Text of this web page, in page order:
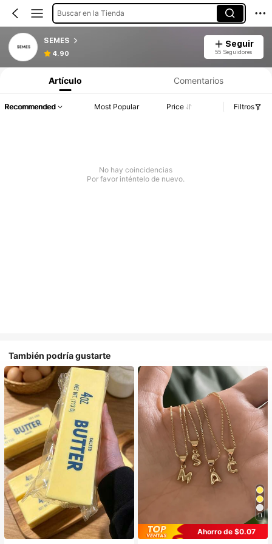
Buscar en la Tienda
SEMES
4.90
Seguir
55 Seguidores
Artículo Comentarios
Recommended Most Popular Price Filtros
No hay coincidencias
Por favor inténtelo de nuevo.
También podría gustarte
11
Ahorro de $0.07